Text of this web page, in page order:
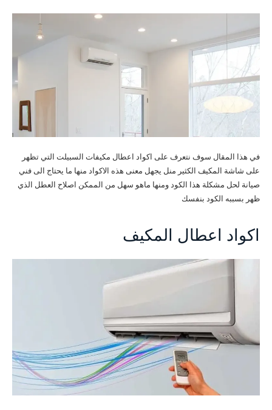
في هذا المقال سوف نتعرف على اكواد اعطال مكيفات السبيلت التي تظهر
على شاشة المكيف الكثير منل يجهل معنى هذه الاكواد منها ما يحتاج الى فني
صيانة لحل مشكلة هذا الكود ومنها ماهو سهل من الممكن اصلاح العطل الذي
ظهر بسببه الكود بنفسك
اكواد اعطال المكيف